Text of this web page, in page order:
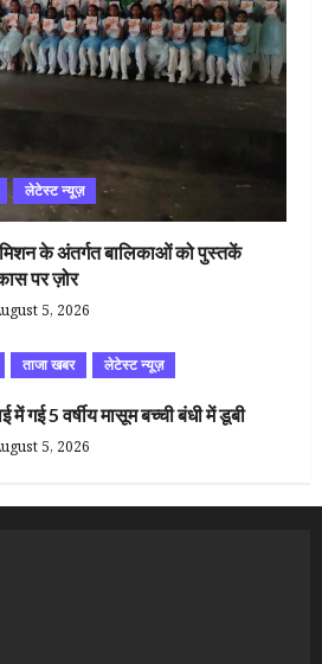
लेटेस्ट न्यूज़
के अंतर्गत बालिकाओं को पुस्तकें
पर ज़ोर
5, 2026
ताजा खबर लेटेस्ट न्यूज़
में गई 5 वर्षीय मासूम बच्ची बंधी में डूबी
5, 2026